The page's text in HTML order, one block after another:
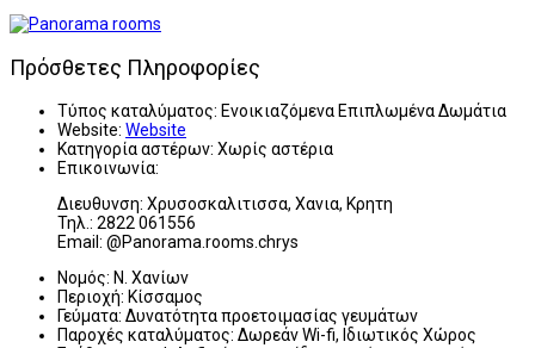
Πρόσθετες Πληροφορίες
Τύπος καταλύματος: Ενοικιαζόμενα Επιπλωμένα Δωμάτια
Website: Website
Κατηγορία αστέρων: Χωρίς αστέρια
Επικοινωνία:
Διευθυνση: Χρυσοσκαλιτισσα, Χανια, Κρητη
Τηλ.: 2822 061556
Email: @Panorama.rooms.chrys
Νομός: Ν. Χανίων
Περιοχή: Κίσσαμος
Γεύματα: Δυνατότητα προετοιμασίας γευμάτων
Παροχές καταλύματος: Δωρεάν Wi-fi, Ιδιωτικός Χώρος